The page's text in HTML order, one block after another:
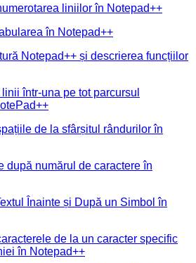
liniilor în Notepad++
în Notepad++
Notepad++ și descrierea funcțiilor
într-una pe tot parcursul
de la sfârșitul rândurilor în
după numărul de caractere în
Înainte și După un Simbol în
de la un caracter specific
în Notepad++